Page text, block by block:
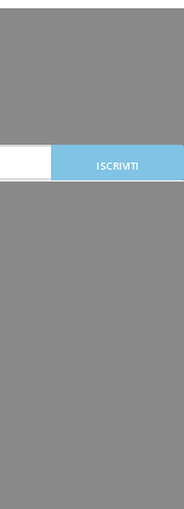
ISCRIVITI